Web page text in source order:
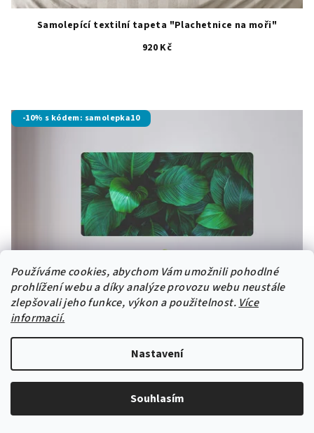
Používáme cookies, abychom Vám umožnili pohodlné
prohlížení webu a díky analýze provozu webu neustále
zlepšovali jeho funkce, výkon a použitelnost. Více
informacií.
Nastavení
Souhlasím
Samolepící textilní tapeta "Plachetnice na moři"
920 Kč
-10% s kódem: samolepka10
Samolepící textilní tapeta "Listy"